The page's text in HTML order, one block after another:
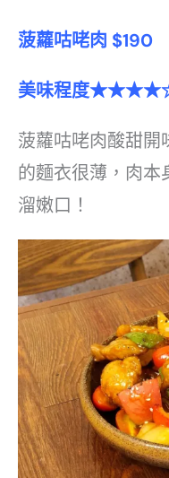
菠蘿咕咾肉 $190
美味程度
菠蘿咕咾肉酸甜開
的麵衣很薄，肉本
溜嫩口！